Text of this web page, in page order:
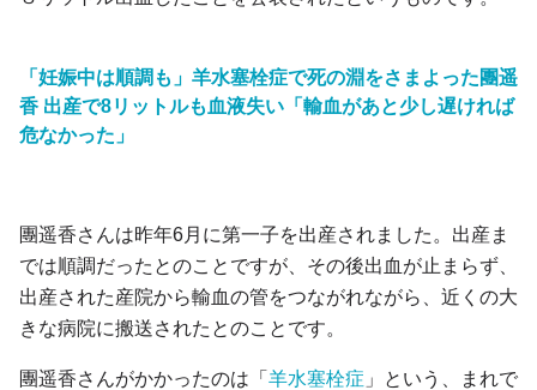
「妊娠中は順調も」羊水塞栓症で死の淵をさまよった團遥
香 出産で8リットルも血液失い「輸血があと少し遅ければ
危なかった」
團遥香さんは昨年6月に第一子を出産されました。出産ま
では順調だったとのことですが、その後出血が止まらず、
出産された産院から輸血の管をつながれながら、近くの大
きな病院に搬送されたとのことです。
團遥香さんがかかったのは「 羊水塞栓症 」という、まれで